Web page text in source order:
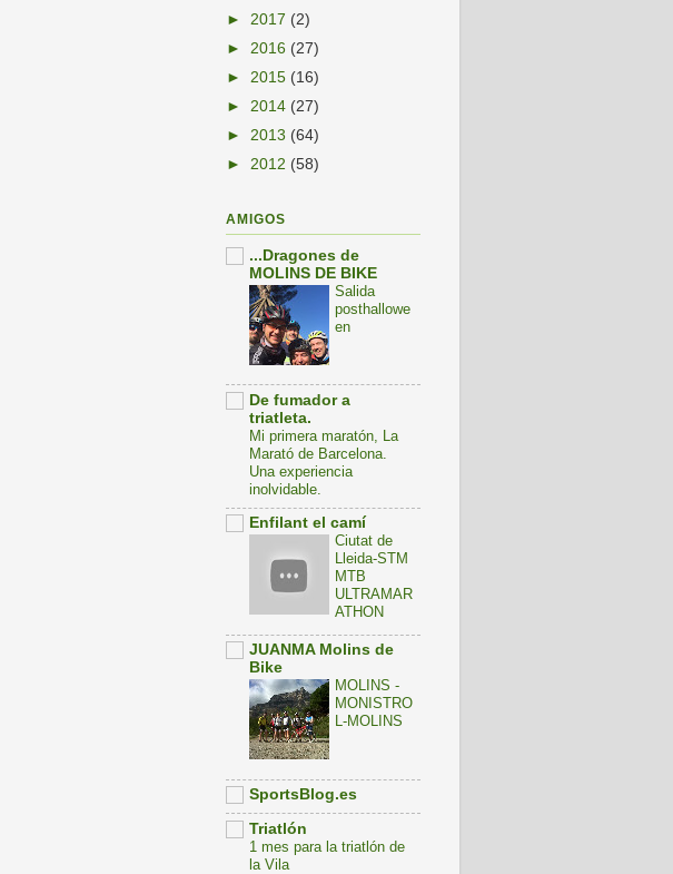
► 2017 (2)
► 2016 (27)
► 2015 (16)
► 2014 (27)
► 2013 (64)
► 2012 (58)
AMIGOS
...Dragones de
MOLINS DE BIKE
Salida
posthallowe
en
De fumador a
triatleta.
Mi primera maratón, La
Marató de Barcelona.
Una experiencia
inolvidable.
Enfilant el camí
Ciutat de
Lleida-STM
MTB
ULTRAMAR
ATHON
JUANMA Molins de
Bike
MOLINS -
MONISTRO
L-MOLINS
SportsBlog.es
Triatlón
1 mes para la triatlón de
la Vila